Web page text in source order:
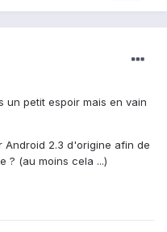
un petit espoir mais en vain
Android 2.3 d'origine afin de
? (au moins cela ...)